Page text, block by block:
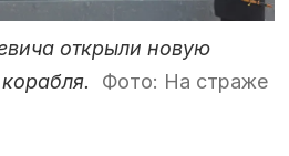
открыли новую
Фото: На страже